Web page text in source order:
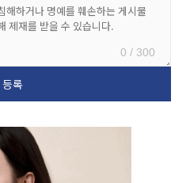
0 / 300